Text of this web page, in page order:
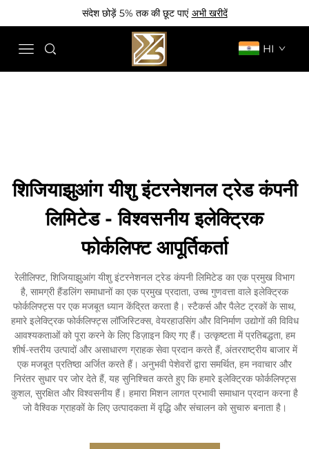
संदेश छोड़ें 5% तक की छूट पाएं अभी खरीदें
HI
शिजियाझुआंग यीशु इंटरनेशनल ट्रेड कंपनी
लिमिटेड - विश्वसनीय इलेक्ट्रिक
फोर्कलिफ्ट आपूर्तिकर्ता
रेलीलिफ्ट, शिजियाझुआंग यीशु इंटरनेशनल ट्रेड कंपनी लिमिटेड का एक प्रमुख विभाग
है, सामग्री हैंडलिंग समाधानों का एक प्रमुख प्रदाता, उच्च गुणवत्ता वाले इलेक्ट्रिक
फोर्कलिफ्ट्स पर एक मजबूत ध्यान केंद्रित करता है। स्टैकर्स और पैलेट ट्रकों के साथ,
हमारे इलेक्ट्रिक फोर्कलिफ्ट्स लॉजिस्टिक्स, वेयरहाउसिंग और विनिर्माण उद्योगों की विविध
आवश्यकताओं को पूरा करने के लिए डिज़ाइन किए गए हैं। उत्कृष्टता में प्रतिबद्धता, हम
शीर्ष-स्तरीय उत्पादों और असाधारण ग्राहक सेवा प्रदान करते हैं, अंतरराष्ट्रीय बाजार में
एक मजबूत प्रतिष्ठा अर्जित करते हैं। अनुभवी पेशेवरों द्वारा समर्थित, हम नवाचार और
निरंतर सुधार पर जोर देते हैं, यह सुनिश्चित करते हुए कि हमारे इलेक्ट्रिक फोर्कलिफ्ट्स
कुशल, सुरक्षित और विश्वसनीय हैं। हमारा मिशन लागत प्रभावी समाधान प्रदान करना है
जो वैश्विक ग्राहकों के लिए उत्पादकता में वृद्धि और संचालन को सुचारु बनाता है।